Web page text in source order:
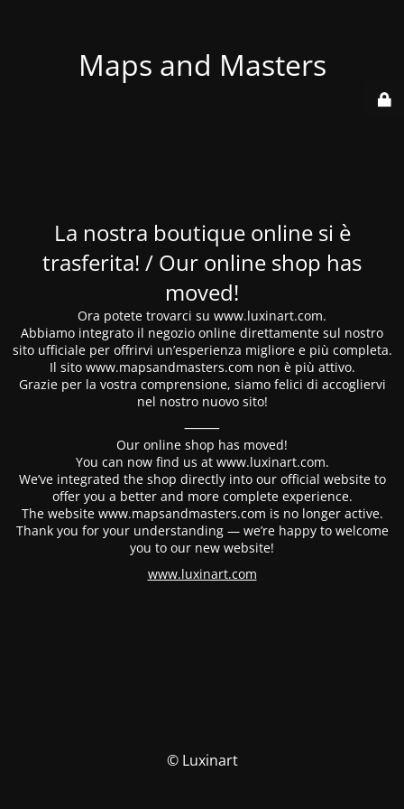
Maps and Masters
La nostra boutique online si è
trasferita! / Our online shop has
moved!
Ora potete trovarci su www.luxinart.com.
Abbiamo integrato il negozio online direttamente sul nostro
sito ufficiale per offrirvi un’esperienza migliore e più completa.
Il sito www.mapsandmasters.com non è più attivo.
Grazie per la vostra comprensione, siamo felici di accogliervi
nel nostro nuovo sito!
⸻
Our online shop has moved!
You can now find us at www.luxinart.com.
We’ve integrated the shop directly into our official website to
offer you a better and more complete experience.
The website www.mapsandmasters.com is no longer active.
Thank you for your understanding — we’re happy to welcome
you to our new website!
www.luxinart.com
© Luxinart